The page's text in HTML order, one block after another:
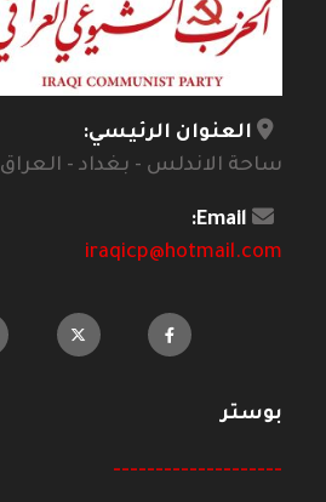
العنوان الرئيسي:
ساحة الاندلس - بغداد - العراق
Email:
iraqicp@hotmail.com
بوستر
--------------------